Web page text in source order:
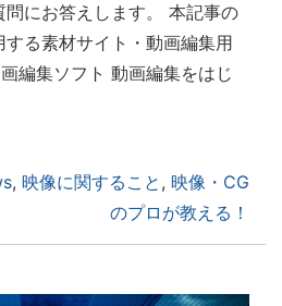
にお答えします。 本記事の
る素材サイト・動画編集用
編集ソフト 動画編集をはじ
, 映像に関すること , 映像・CG
のプロが教える！